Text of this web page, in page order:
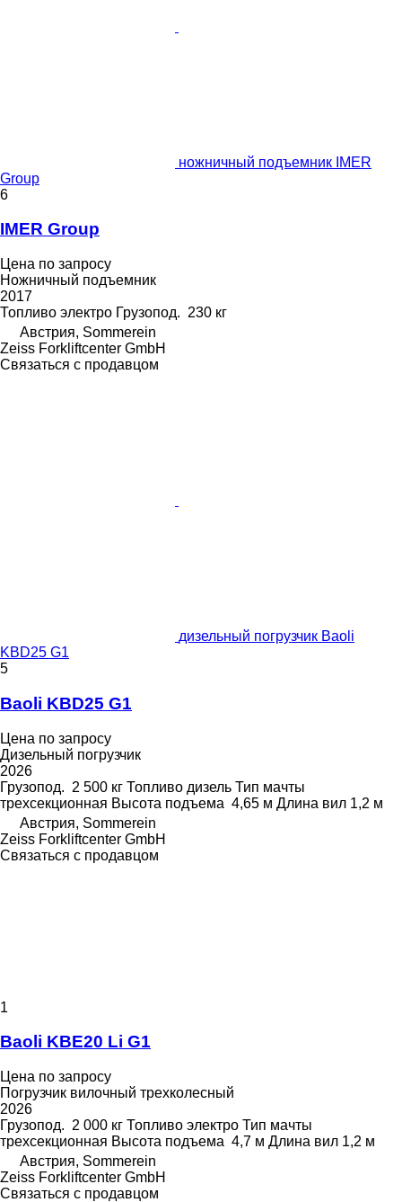
ножничный подъемник IMER
Group
6
IMER Group
Цена по запросу
Ножничный подъемник
2017
Топливо электро Грузопод. 230 кг
Австрия, Sommerein
Zeiss Forkliftcenter GmbH
Связаться с продавцом
дизельный погрузчик Baoli
KBD25 G1
5
Baoli KBD25 G1
Цена по запросу
Дизельный погрузчик
2026
Грузопод. 2 500 кг Топливо дизель Тип мачты
трехсекционная Высота подъема 4,65 м Длина вил 1,2 м
Австрия, Sommerein
Zeiss Forkliftcenter GmbH
Связаться с продавцом
1
Baoli KBE20 Li G1
Цена по запросу
Погрузчик вилочный трехколесный
2026
Грузопод. 2 000 кг Топливо электро Тип мачты
трехсекционная Высота подъема 4,7 м Длина вил 1,2 м
Австрия, Sommerein
Zeiss Forkliftcenter GmbH
Связаться с продавцом